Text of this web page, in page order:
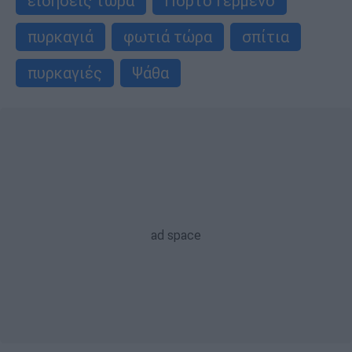
πυρκαγιά
φωτιά τώρα
σπίτια
πυρκαγιές
Ψάθα